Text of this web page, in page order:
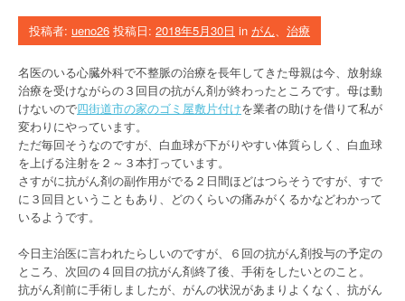
投稿者: ueno26 投稿日: 2018年5月30日 in がん、 治療
名医のいる心臓外科で不整脈の治療を長年してきた母親は今、放射線
治療を受けながらの３回目の抗がん剤が終わったところです。母は動
けないので四街道市の家のゴミ屋敷片付けを業者の助けを借りて私が
変わりにやっています。
ただ毎回そうなのですが、白血球が下がりやすい体質らしく、白血球
を上げる注射を２～３本打っています。
さすがに抗がん剤の副作用がでる２日間ほどはつらそうですが、すで
に３回目ということもあり、どのくらいの痛みがくるかなどわかって
いるようです。
今日主治医に言われたらしいのですが、６回の抗がん剤投与の予定の
ところ、次回の４回目の抗がん剤終了後、手術をしたいとのこと。
抗がん剤前に手術しましたが、がんの状況があまりよくなく、抗がん